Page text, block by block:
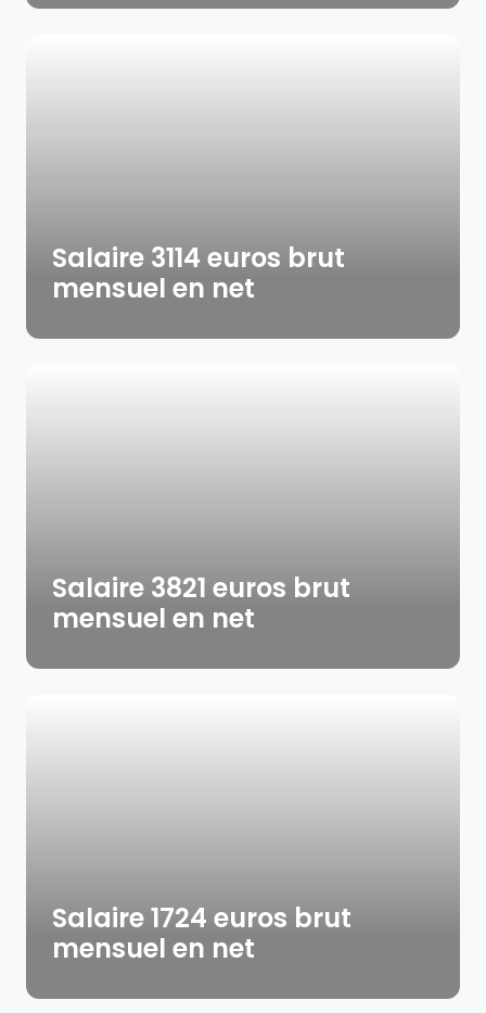
Salaire 3114 euros brut
mensuel en net
Salaire 3821 euros brut
mensuel en net
Salaire 1724 euros brut
mensuel en net